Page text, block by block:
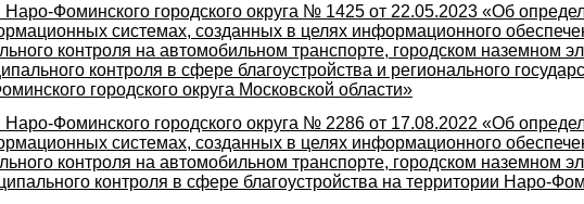
Фоминского городского округа № 1425 от 22.05.2023 «Об
системах, созданных в целях информационного
контроля на автомобильном транспорте, городском наземном
контроля в сфере благоустройства и регионального
городского округа Московской области»
Фоминского городского округа № 2286 от 17.08.2022 «Об
системах, созданных в целях информационного
контроля на автомобильном транспорте, городском наземном
контроля в сфере благоустройства на территории Наро-